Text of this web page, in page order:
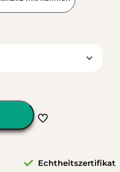
Echtheitszertifikat